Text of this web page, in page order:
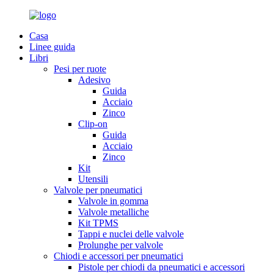
Casa
Linee guida
Libri
Pesi per ruote
Adesivo
Guida
Acciaio
Zinco
Clip-on
Guida
Acciaio
Zinco
Kit
Utensili
Valvole per pneumatici
Valvole in gomma
Valvole metalliche
Kit TPMS
Tappi e nuclei delle valvole
Prolunghe per valvole
Chiodi e accessori per pneumatici
Pistole per chiodi da pneumatici e accessori